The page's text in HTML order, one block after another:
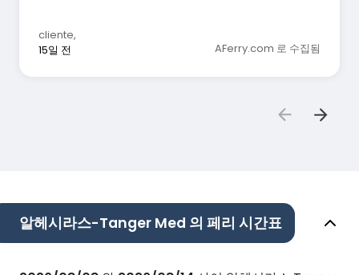
cliente,
15일 전
AFerry.com 로 수집됨
알헤시라스-Tanger Med 의 페리 시간표